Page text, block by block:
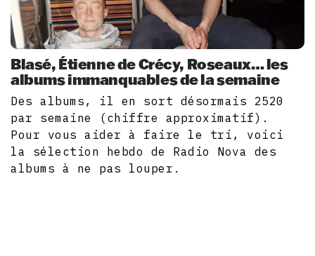
Blasé, Étienne de Crécy, Roseaux… les
albums immanquables de la semaine
Des albums, il en sort désormais 2520
par semaine (chiffre approximatif).
Pour vous aider à faire le tri, voici
la sélection hebdo de Radio Nova des
albums à ne pas louper.